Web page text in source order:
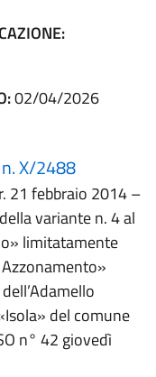
02/04/2026
X/2488
21 febbraio 2014 –
variante n. 4 al
limitatamente
del comune
n° 42 giovedì